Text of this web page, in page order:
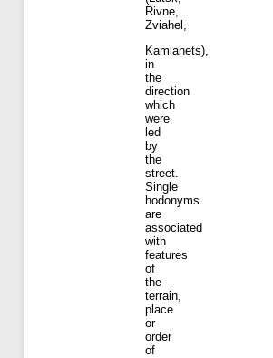
Rivne,
Zviahel,
Kamianets),
in
the
direction
which
were
led
by
the
street.
Single
hodonyms
are
associated
with
features
of
the
terrain,
place
or
order
of